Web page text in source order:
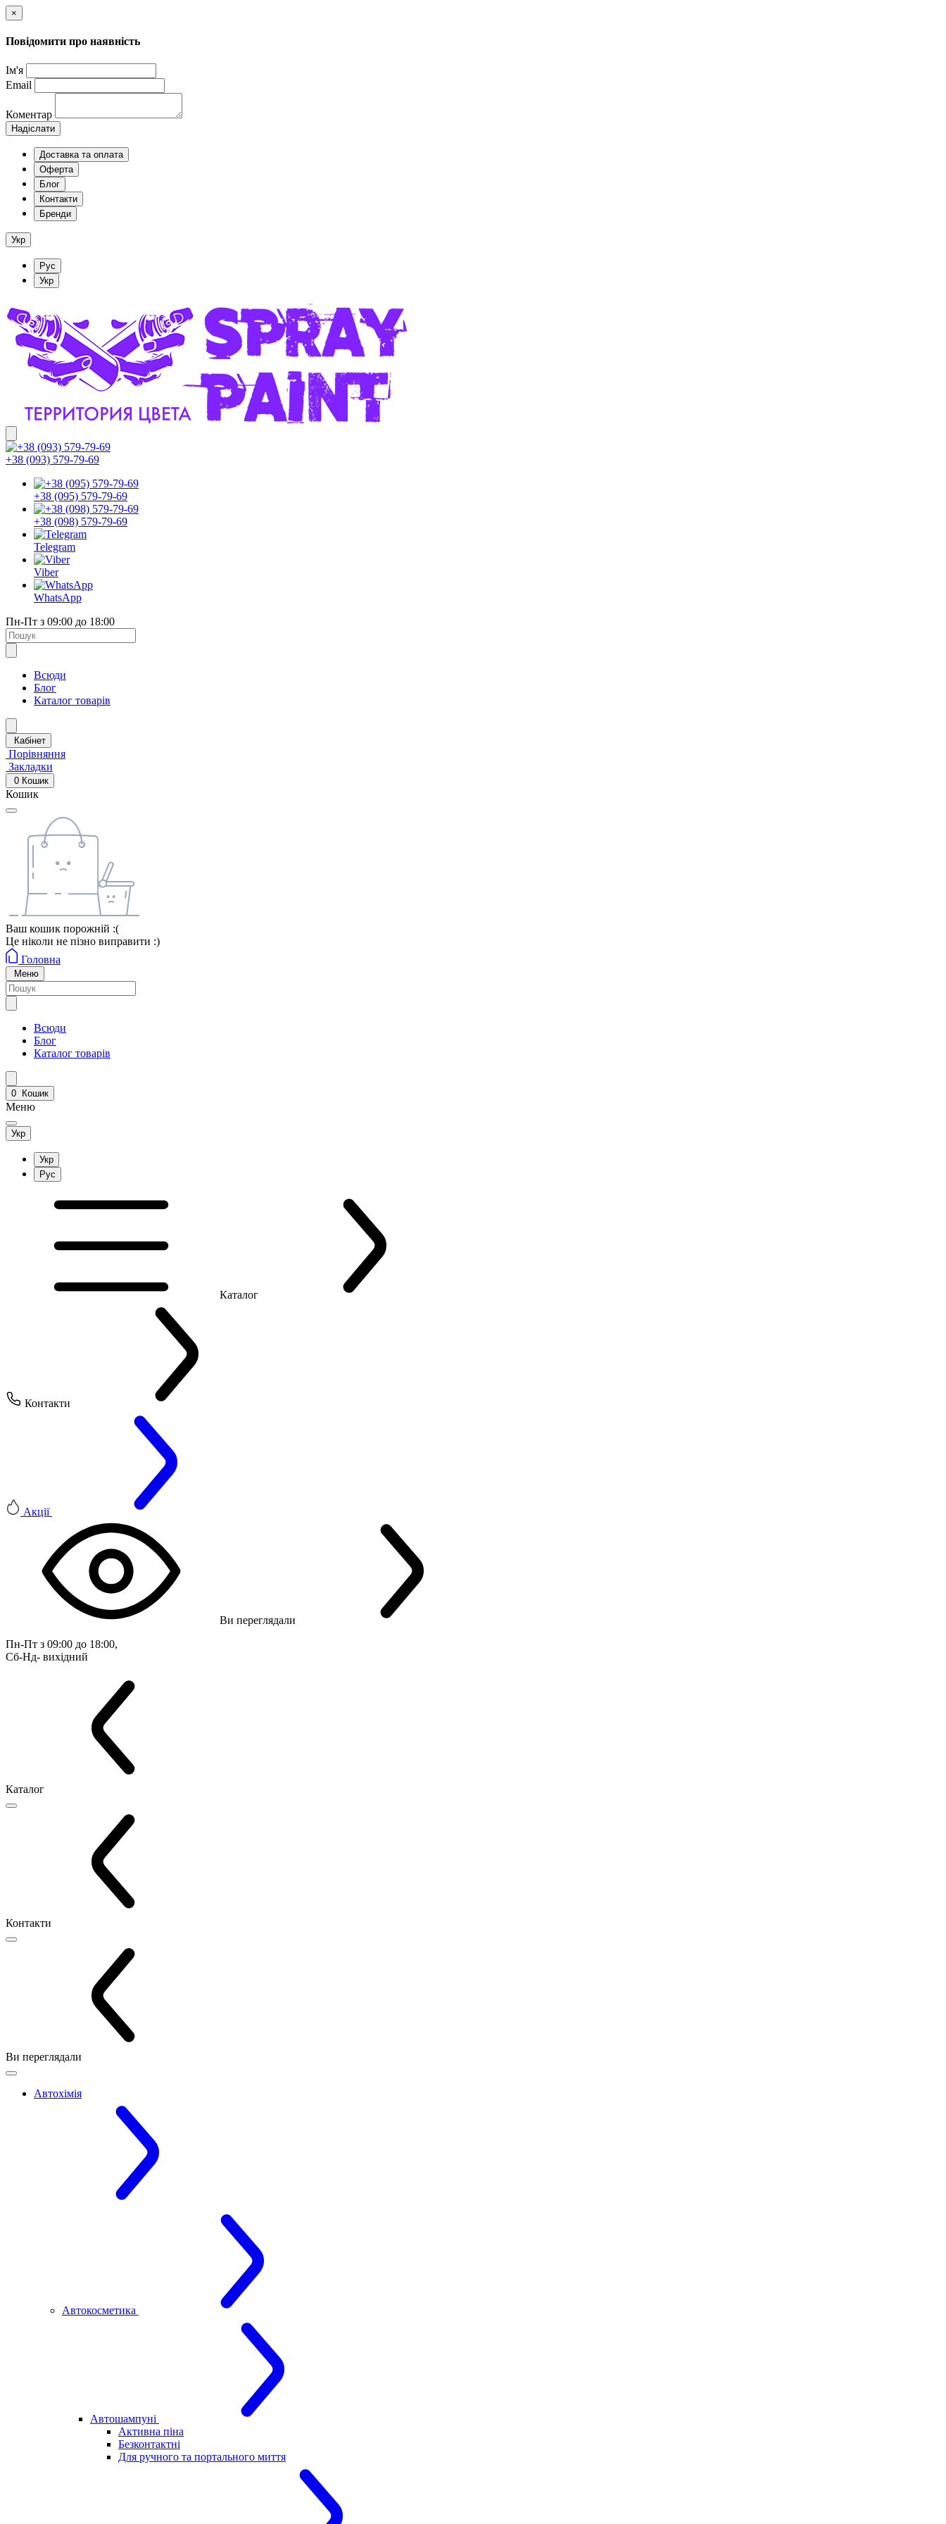
×
Повідомити про наявність
Ім'я
Email
Коментар
Надіслати
Доставка та оплата
Оферта
Блог
Контакти
Бренди
Укр
Рус
Укр
+38 (093) 579-79-69
+38 (095) 579-79-69
+38 (098) 579-79-69
Telegram
Viber
WhatsApp
Пн-Пт з 09:00 до 18:00
Всюди
Блог
Каталог товарів
Кабінет
Порівняння
Закладки
0 Кошик
Кошик
Ваш кошик порожній :(
Це ніколи не пізно виправити :)
Головна
Меню
Всюди
Блог
Каталог товарів
0 Кошик
Меню
Укр
Укр
Рус
Каталог
Контакти
Акції
Ви переглядали
Пн-Пт з 09:00 до 18:00,
Сб-Нд- вихідний
Каталог
Контакти
Ви переглядали
Автохімія
Автокосметика
Автошампуні
Активна піна
Безконтактні
Для ручного та портального миття